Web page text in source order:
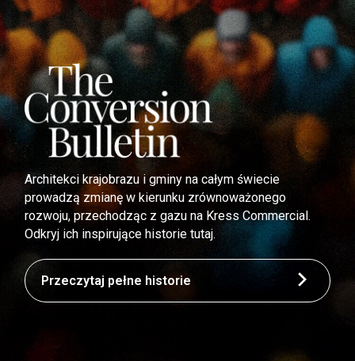
Architekci krajobrazu i gminy na całym świecie
prowadzą zmianę w kierunku zrównoważonego
rozwoju, przechodząc z gazu na Kress Commercial.
Odkryj ich inspirujące historie tutaj.
Przeczytaj pełne historie